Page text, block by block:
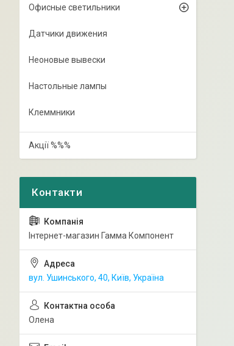
Офисные светильники
Датчики движения
Неоновые вывески
Настольные лампы
Клеммники
Акції %%%
Інтернет-магазин Гамма Компонент
вул. Ушинського, 40, Київ, Україна
Олена